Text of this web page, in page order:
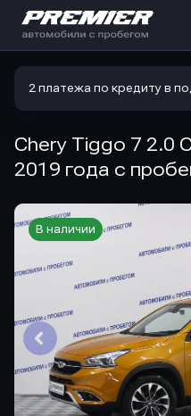
2 платежа по кредиту в
Chery Tiggo 7 2.0
2019 года с
В наличии